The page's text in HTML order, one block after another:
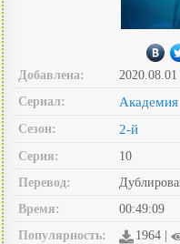
Добавлена:
Сериал:
Сезон: 2-й
Серия:
10
Перевод:
Время:
00:49:09
Популярность:
1964 |